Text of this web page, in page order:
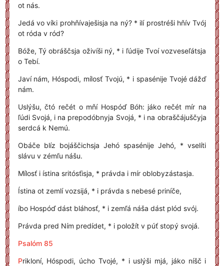
ot nás.
Jedá vo víki prohňívaješisja na ný? * ilí prostréši hňív Tvój
ot róda v ród?
Bóže, Tý obráščsja oživíši ný, * i ľúdije Tvoí vozveseľátsja
o Tebí.
Javí nám, Hóspodi, mílosť Tvojú, * i spasénije Tvojé dážď
nám.
Uslýšu, čtó rečét o mňí Hospóď Bóh: jáko rečét mír na
ľúdi Svojá, i na prepodóbnyja Svojá, * i na obraščájuščyja
serdcá k Nemú.
Obáče blíz bojáščichsja Jehó spasénije Jehó, * vselíti
slávu v zémľu nášu.
Mílosť i ístina sritósťisja, * právda i mír oblobyzástasja.
Ístina ot zemlí vozsijá, * i právda s nebesé priníče,
íbo Hospóď dást bláhosť, * i zemľá náša dást plód svój.
Právda pred Ním predídet, * i položít v púť stopý svojá.
Psalóm 85
Prikloní, Hóspodi, úcho Tvojé, * i uslýši mjá, jáko níšč i